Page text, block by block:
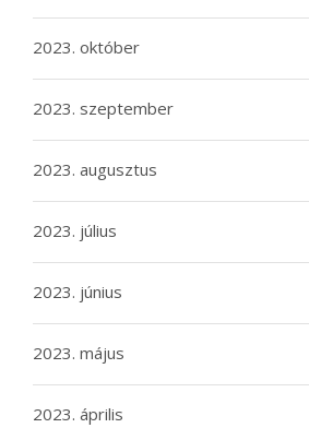
2023. október
2023. szeptember
2023. augusztus
2023. július
2023. június
2023. május
2023. április